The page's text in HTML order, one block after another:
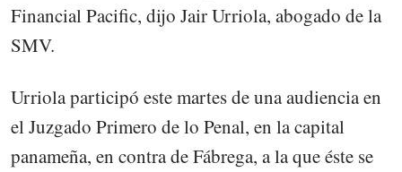
Financial Pacific, dijo Jair Urriola, abogado de la
SMV.
Urriola participó este martes de una audiencia en
el Juzgado Primero de lo Penal, en la capital
panameña, en contra de Fábrega, a la que éste se